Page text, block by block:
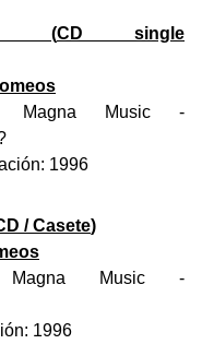
(CD single
Magna Music -
1996
/ Casete)
Magna Music -
1996